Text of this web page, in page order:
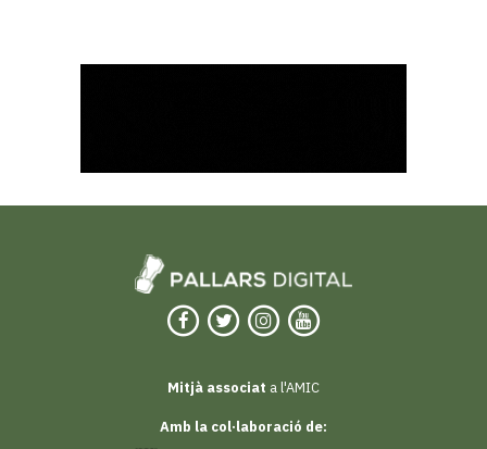
Mitjà associat a l'AMIC
Amb la col·laboració de: